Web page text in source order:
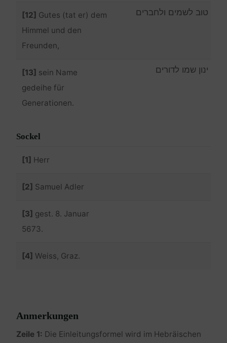
[12] Gutes (tat er) dem
Himmel und den
Freunden,
טוב לשמים ולחברים
[13] sein Name
gedeihe für
Generationen.
ינון שמו לדורים
Sockel
[1] Herr
[2] Samuel Adler
[3] gest. 8. Januar
5673.
[4] Weiss, Graz.
Anmerkungen
Zeile 1: Die Einleitungsformel wird im Hebräischen